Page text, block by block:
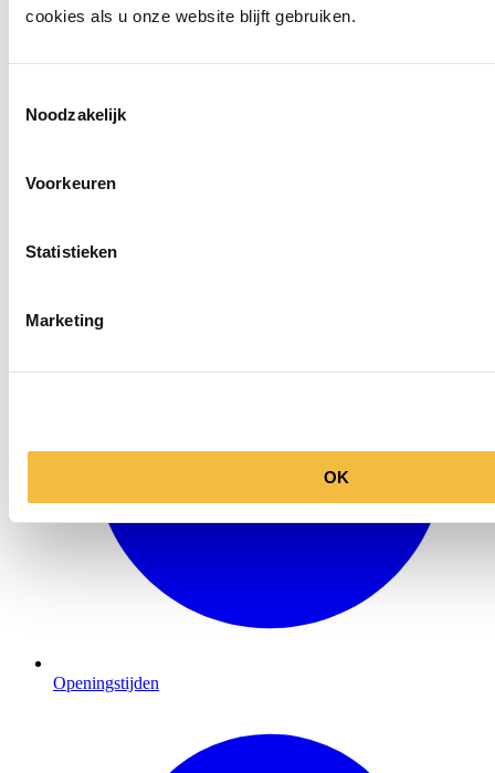
cookies als u onze website blijft gebruiken.
Noodzakelijk
Voorkeuren
Statistieken
Marketing
OK
Openingstijden